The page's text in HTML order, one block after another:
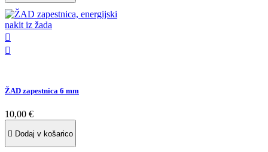


ŽAD zapestnica 6 mm
10,00 €
 Dodaj v košarico